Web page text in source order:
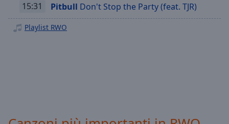
Descriptions
descriptions
off,
subtitles
15:31 Pitbull Don't Stop the Party (feat. TJR)
Playlist RWO